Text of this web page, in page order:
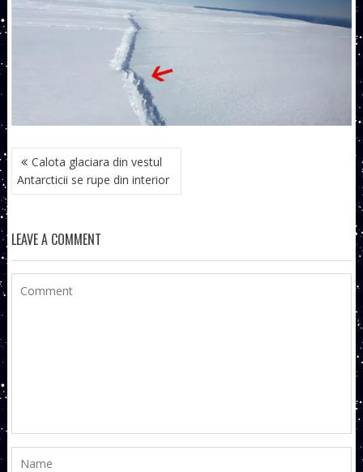
NAVIGARE
ÎN
ARTICOLE
Calota glaciara din vestul
Antarcticii se rupe din interior
LEAVE A COMMENT